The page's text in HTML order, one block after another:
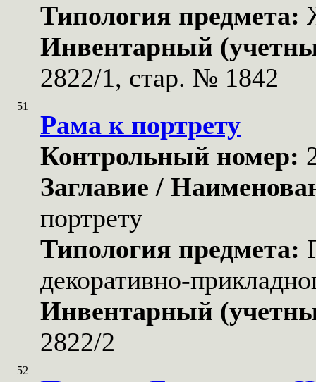
Типология предмета:
Инвентарный
2822/1, стар. № 1842
51
Рама к портрету
Контрольный номер:
Заглавие /
портрету
Типология предмета:
декоративно-
Инвентарный
2822/2
52